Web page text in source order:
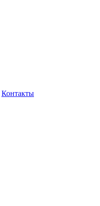
Контакты